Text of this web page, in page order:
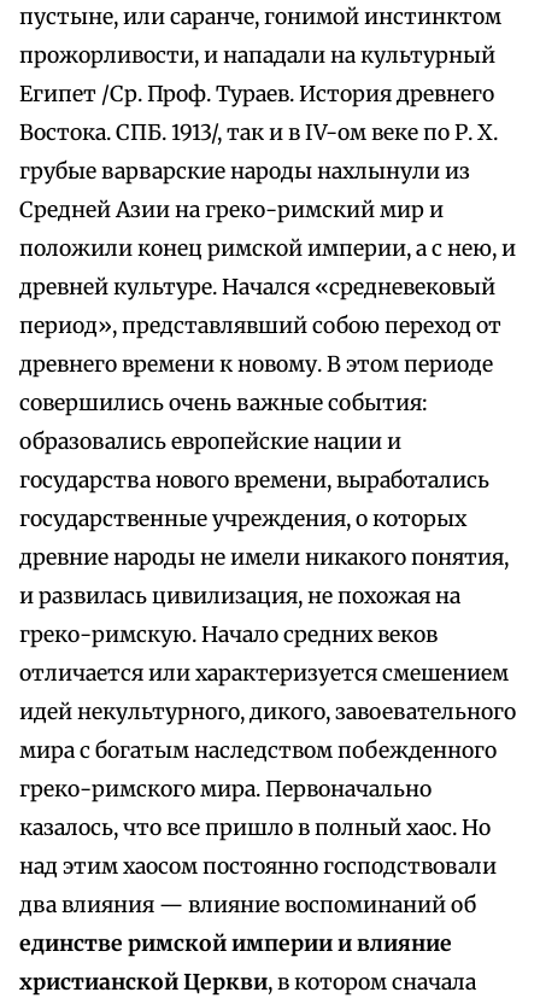
пустыне, или саранче, гонимой инстинктом
прожорливости, и нападали на культурный
Египет /Ср. Проф. Тураев. История древнего
Востока. СПБ. 1913/, так и в IV-ом веке по Р. Х.
грубые варварские народы нахлынули из
Средней Азии на греко-римский мир и
положили конец римской империи, а с нею, и
древней культуре. Начался «средневековый
период», представлявший собою переход от
древнего времени к новому. В этом периоде
совершились очень важные события:
образовались европейские нации и
государства нового времени, выработались
государственные учреждения, о которых
древние народы не имели никакого понятия,
и развилась цивилизация, не похожая на
греко-римскую. Начало средних веков
отличается или характеризуется смешением
идей некультурного, дикого, завоевательного
мира с богатым наследством побежденного
греко-римского мира. Первоначально
казалось, что все пришло в полный хаос. Но
над этим хаосом постоянно господствовали
два влияния — влияние воспоминаний об
единстве римской империи и влияние
христианской Церкви, в котором сначала